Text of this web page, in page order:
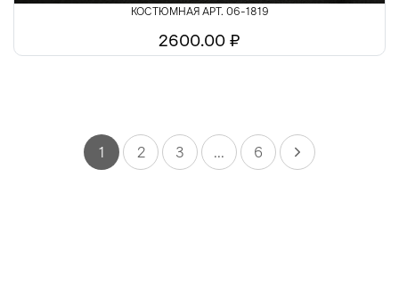
КОСТЮМНАЯ АРТ. 06-1819
2600.00 ₽
1 2 3 ... 6